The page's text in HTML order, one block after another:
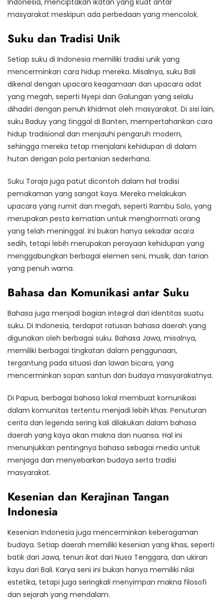
masyarakat meskipun ada perbedaan yang mencolok.
Suku dan Tradisi Unik
Setiap suku di Indonesia memiliki tradisi unik yang
mencerminkan cara hidup mereka. Misalnya, suku Bali
dikenal dengan upacara keagamaan dan upacara adat
yang megah, seperti Nyepi dan Galungan yang selalu
dihadiri dengan penuh khidmat oleh masyarakat. Di sisi lain,
suku Baduy yang tinggal di Banten, mempertahankan cara
hidup tradisional dan menjauhi pengaruh modern,
sehingga mereka tetap menjalani kehidupan di dalam
hutan dengan pola pertanian sederhana.
Suku Toraja juga patut dicontoh dalam hal tradisi
pemakaman yang sangat kaya. Mereka melakukan
upacara yang rumit dan megah, seperti Rambu Solo, yang
merupakan pesta kematian untuk menghormati orang
yang telah meninggal. Ini bukan hanya sekadar acara
sedih, tetapi lebih merupakan perayaan kehidupan yang
menggabungkan berbagai elemen seni, musik, dan tarian
yang penuh warna.
Bahasa dan Komunikasi antar Suku
Bahasa juga menjadi bagian integral dari identitas suatu
suku. Di Indonesia, terdapat ratusan bahasa daerah yang
digunakan oleh berbagai suku. Bahasa Jawa, misalnya,
memiliki berbagai tingkatan dalam penggunaan,
tergantung pada situasi dan lawan bicara, yang
mencerminkan sopan santun dan budaya masyarakatnya.
Di Papua, berbagai bahasa lokal membuat komunikasi
dalam komunitas tertentu menjadi lebih khas. Penuturan
cerita dan legenda sering kali dilakukan dalam bahasa
daerah yang kaya akan makna dan nuansa. Hal ini
menunjukkan pentingnya bahasa sebagai media untuk
menjaga dan menyebarkan budaya serta tradisi
masyarakat.
Kesenian dan Kerajinan Tangan
Indonesia
Kesenian Indonesia juga mencerminkan keberagaman
budaya. Setiap daerah memiliki kesenian yang khas, seperti
batik dari Jawa, tenun ikat dari Nusa Tenggara, dan ukiran
kayu dari Bali. Karya seni ini bukan hanya memiliki nilai
estetika, tetapi juga seringkali menyimpan makna filosofi
dan sejarah yang mendalam.